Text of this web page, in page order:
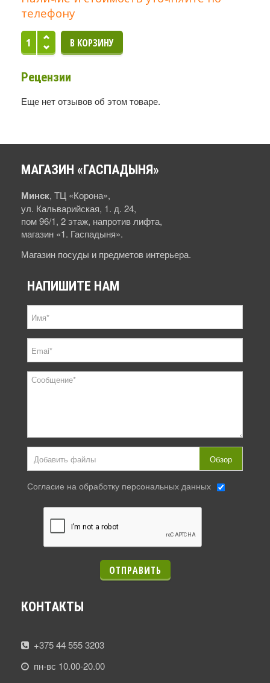
телефону
Рецензии
Еще нет отзывов об этом товаре.
МАГАЗИН «ГАСПАДЫНЯ»
Минск, ТЦ «Корона»,
ул. Кальварийская, 1. д. 24,
пом 96/1, 2 этаж, напротив лифта,
магазин «1. Гаспадыня».
Магазин посуды и предметов интерьера.
НАПИШИТЕ НАМ
Добавить файлы Обзор
Согласие на обработку персональных данных
ОТПРАВИТЬ
КОНТАКТЫ
+375 44 555 3203
пн-вс 10.00-20.00